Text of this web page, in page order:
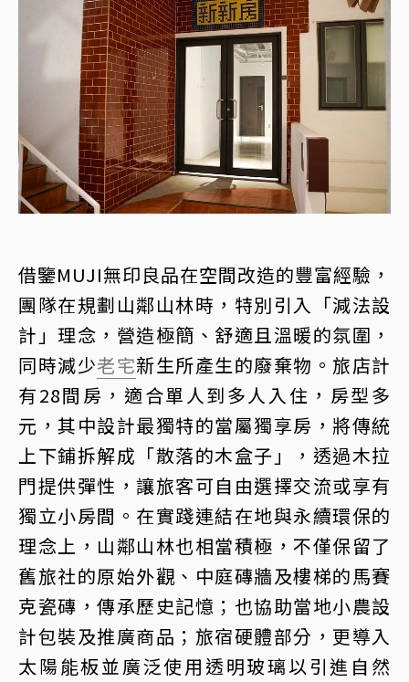
借鑒MUJI無印良品在空間改造的豐富經驗，
團隊在規劃山鄰山林時，特別引入「減法設
計」理念，營造極簡、舒適且溫暖的氛圍，
同時減少老宅新生所產生的廢棄物。旅店計
有28間房，適合單人到多人入住，房型多
元，其中設計最獨特的當屬獨享房，將傳統
上下鋪拆解成「散落的木盒子」，透過木拉
門提供彈性，讓旅客可自由選擇交流或享有
獨立小房間。在實踐連結在地與永續環保的
理念上，山鄰山林也相當積極，不僅保留了
舊旅社的原始外觀、中庭磚牆及樓梯的馬賽
克瓷磚，傳承歷史記憶；也協助當地小農設
計包裝及推廣商品；旅宿硬體部分，更導入
太陽能板並廣泛使用透明玻璃以引進自然